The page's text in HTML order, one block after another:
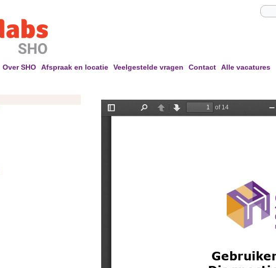
Over SHO Afspraak en locatie Veelgestelde vragen Contact Alle vacatures